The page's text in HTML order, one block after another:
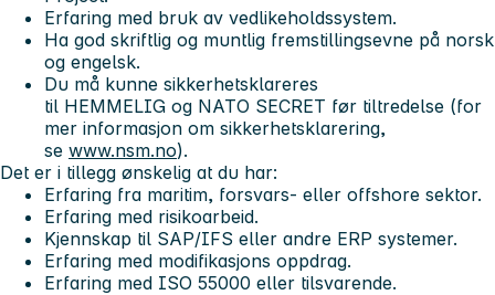
Erfaring med bruk av vedlikeholdssystem.
Ha god skriftlig og muntlig fremstillingsevne på norsk
og engelsk.
Du må kunne sikkerhetsklareres
til HEMMELIG og NATO SECRET før tiltredelse (for
mer informasjon om sikkerhetsklarering,
se www.nsm.no).
Det er i tillegg ønskelig at du har:
Erfaring fra maritim, forsvars- eller offshore sektor.
Erfaring med risikoarbeid.
Kjennskap til SAP/IFS eller andre ERP systemer.
Erfaring med modifikasjons oppdrag.
Erfaring med ISO 55000 eller tilsvarende.